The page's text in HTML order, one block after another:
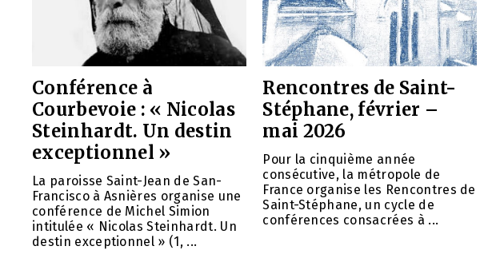
Conférence à
Courbevoie : « Nicolas
Steinhardt. Un destin
exceptionnel »
La paroisse Saint-Jean de San-
Francisco à Asnières organise une
conférence de Michel Simion
intitulée « Nicolas Steinhardt. Un
destin exceptionnel » (1, ...
Rencontres de Saint-
Stéphane, février –
mai 2026
Pour la cinquième année
consécutive, la métropole de
France organise les Rencontres de
Saint-Stéphane, un cycle de
conférences consacrées à ...